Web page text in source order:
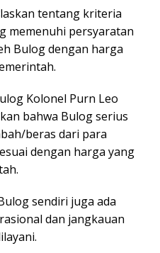
tentang kriteria
memenuhi persyaratan
Bulog dengan harga
Kolonel Purn Leo
bahwa Bulog serius
beras dari para
dengan harga yang
sendiri juga ada
dan jangkauan